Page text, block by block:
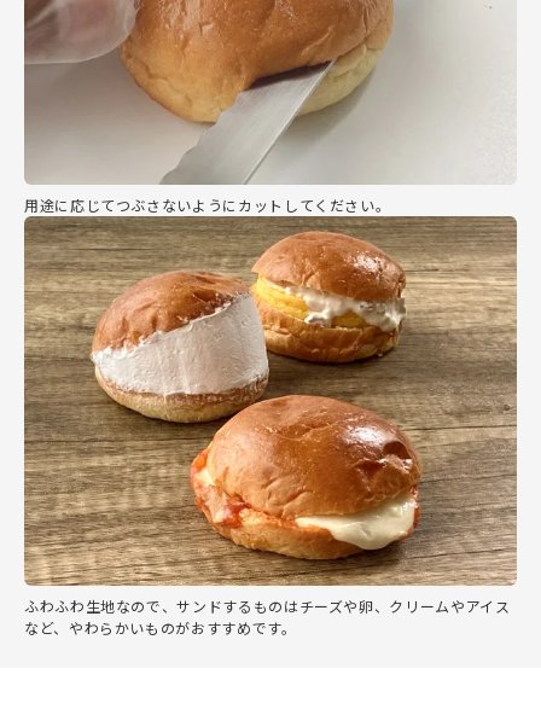
用途に応じてつぶさないようにカットしてください。
ふわふわ生地なので、サンドするものはチーズや卵、クリームやアイス
など、やわらかいものがおすすめです。